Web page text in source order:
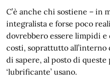
C’è anche chi sostiene – in
integralista e forse poco
dovrebbero essere limpidi
costi, soprattutto all’interno
di sapere, al posto di
‘lubrificante’ usano.